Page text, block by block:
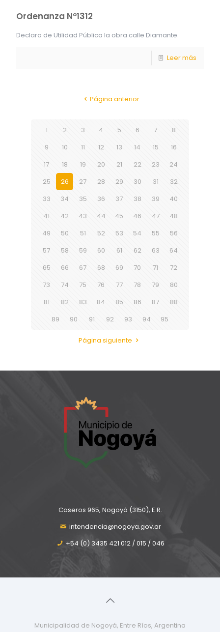
Ordenanza Nº1312
Declara de Utilidad Pública la obra calle Diamante.
Leer más
Página anterior
1 2 3 4 5 6 7
8
9
10 11 12 13 14 15
16
17
18 19 20 21 22 23
24
25
26 27 28 29 30 31
32
33
34 35 36 37 38 39
40
41
42 43 44 45 46 47
48
49
50 51 52 53 54 55
56
57
58 59 60 61 62 63
64
65
66 67 68 69 70 71
72
73
74 75 76 77 78 79
80
81
82 83 84 85 86 87
88
89
90 91 92 93 94 95
Página siguiente
Caseros 965, Nogoyá (3150), E.R.
intendencia@nogoya.gov.ar
+54 (0) 3435 421 012 / 015 / 046
Municipalidad de Nogoyá, Entre Ríos, Argentina